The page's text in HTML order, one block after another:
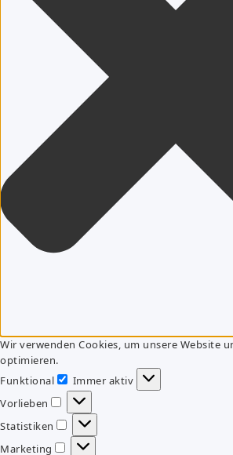
Wir verwenden Cookies, um unsere Website
optimieren.
Funktional
Funktional
Immer aktiv
Vorlieben
Vorlieben
Statistiken
Statistiken
Marketing